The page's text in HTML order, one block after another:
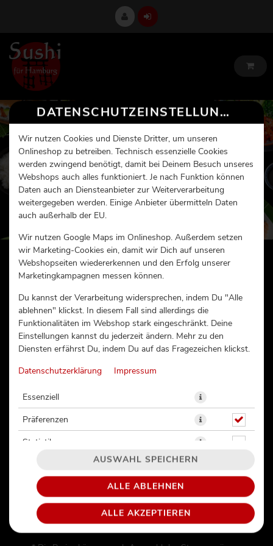
DATENSCHUTZEINSTELLUNGEN
Wir nutzen Cookies und Dienste Dritter, um unseren
Onlineshop zu betreiben. Technisch essenzielle Cookies
werden zwingend benötigt, damit bei Deinem Besuch unseres
Webshops auch alles funktioniert. Je nach Funktion können
Daten auch an Diensteanbieter zur Weiterverarbeitung
weitergegeben werden. Einige Anbieter übermitteln Daten
auch außerhalb der EU.
Wir nutzen Google Maps im Onlineshop. Außerdem setzen
wir Marketing-Cookies ein, damit wir Dich auf unseren
Webshopseiten wiedererkennen und den Erfolg unserer
Marketingkampagnen messen können.
Du kannst der Verarbeitung widersprechen, indem Du "Alle
ablehnen" klickst. In diesem Fall sind allerdings die
Funktionalitäten im Webshop stark eingeschränkt. Deine
Einstellungen kannst du jederzeit ändern. Mehr zu den
Diensten erfährst Du, indem Du auf das Fragezeichen klickst.
Datenschutzerklärung Impressum
Essenziell
Präferenzen
Statistiken
AUSWAHL SPEICHERN
ALLE ABLEHNEN
ALLE AKZEPTIEREN
ERDINGER (ALK. FREI) 0,5L
2,60 € *